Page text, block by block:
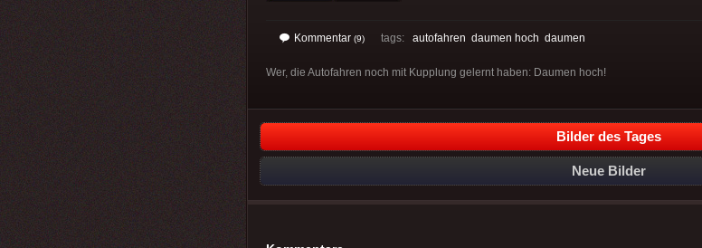
Kommentar (9) tags: autofahren daumen hoch daumen
Wer, die Autofahren noch mit Kupplung gelernt haben: Daumen hoch!
Bilder des Tages
Neue Bilder